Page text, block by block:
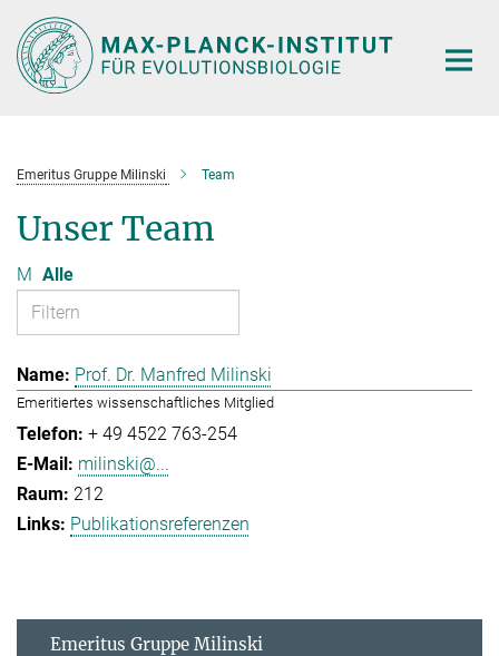
Hauptinhalt
Emeritus Gruppe Milinski Team
Unser Team
M Alle
Prof. Dr. Manfred Milinski
Emeritiertes wissenschaftliches Mitglied
+ 49 4522 763-254
milinski@...
212
Publikationsreferenzen
Emeritus Gruppe Milinski